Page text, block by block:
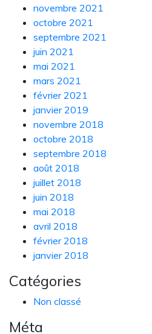
novembre 2021
octobre 2021
septembre 2021
juin 2021
mai 2021
mars 2021
février 2021
janvier 2019
novembre 2018
octobre 2018
septembre 2018
août 2018
juillet 2018
juin 2018
mai 2018
avril 2018
février 2018
janvier 2018
Catégories
Non classé
Méta